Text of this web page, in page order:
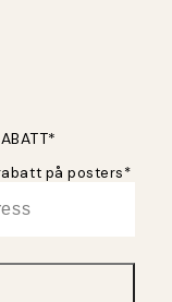
på posters*